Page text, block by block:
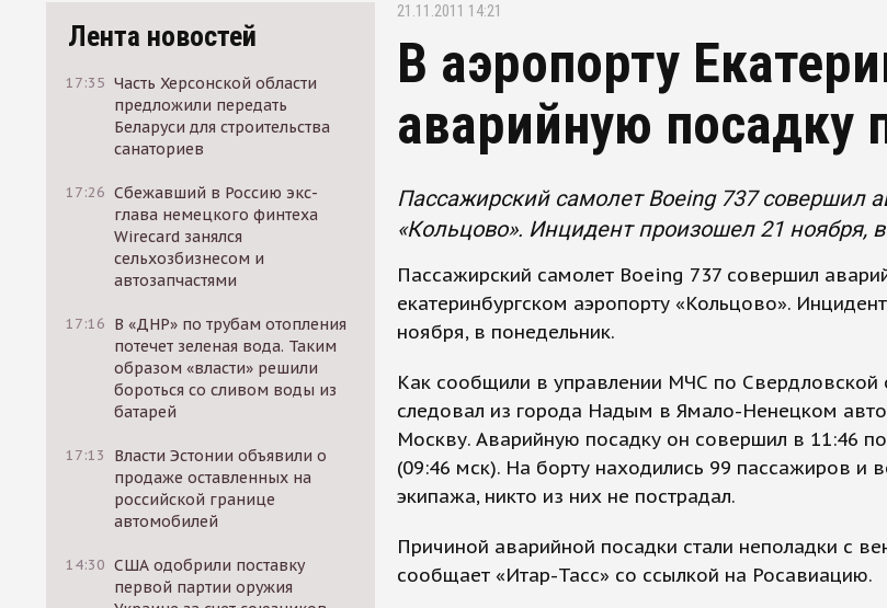
Лента новостей
17:35 Часть Херсонской области
предложили передать
Беларуси для строительства
санаториев
17:26 Сбежавший в Россию экс-
глава немецкого финтеха
Wirecard занялся
сельхозбизнесом и
автозапчастями
17:16 В «ДНР» по трубам отопления
потечет зеленая вода. Таким
образом «власти» решили
бороться со сливом воды из
батарей
17:13
Власти Эстонии объявили о
продаже оставленных на
российской границе
автомобилей
14:30 США одобрили поставку
первой партии оружия
21.11.2011 14:21
В аэропорту
аварийную посадку
Пассажирский самолет Boeing 737 совершил
«Кольцово». Инцидент произошел 21 ноября,
Пассажирский самолет Boeing 737 совершил
екатеринбургском аэропорту «Кольцово».
ноября, в понедельник.
Как сообщили в управлении МЧС по Свердловской
следовал из города Надым в Ямало-Ненецком
Москву. Аварийную посадку он совершил в 11:46
(09:46 мск). На борту находились 99 пассажиров и
экипажа, никто из них не пострадал.
Причиной аварийной посадки стали неполадки с
сообщает «Итар-Тасс» со ссылкой на Росавиацию.